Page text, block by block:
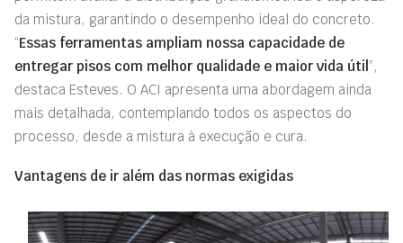
da mistura, garantindo o desempenho ideal do concreto.
“Essas ferramentas ampliam nossa capacidade de
entregar pisos com melhor qualidade e maior vida útil ”,
destaca Esteves. O ACI apresenta uma abordagem ainda
mais detalhada, contemplando todos os aspectos do
processo, desde a mistura à execução e cura.
Vantagens de ir além das normas exigidas